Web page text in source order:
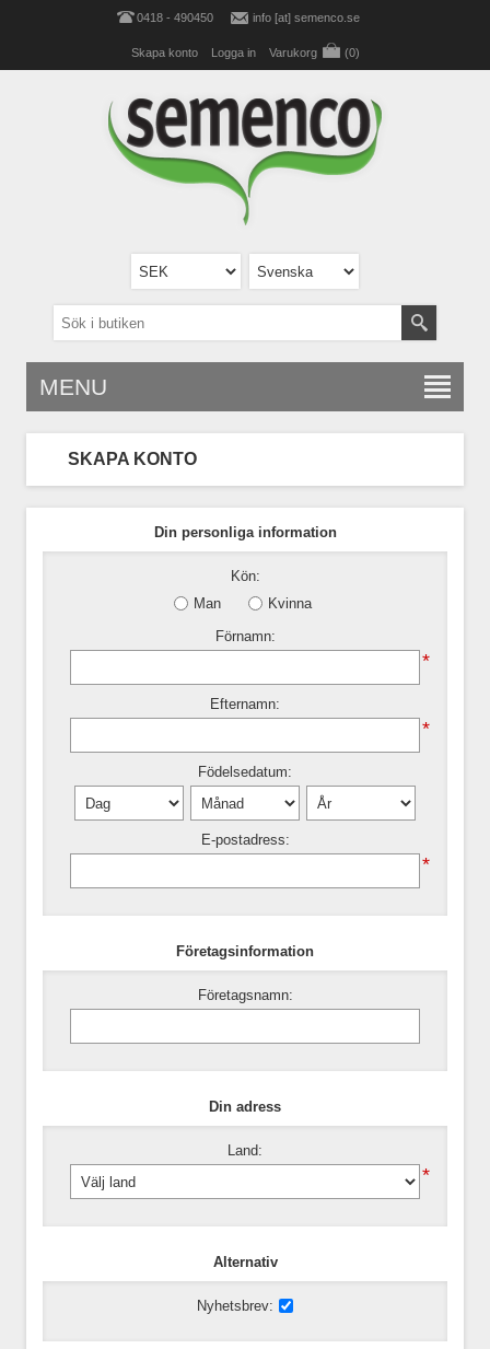
0418 - 490450 info [at] semenco.se
Skapa konto Logga in Varukorg (0)
MENU
SKAPA KONTO
Din personliga information
Kön:
Man
Kvinna
Förnamn:
*
Efternamn:
*
Födelsedatum:
E-postadress:
*
Företagsinformation
Företagsnamn:
Din adress
Land:
*
Alternativ
Nyhetsbrev: